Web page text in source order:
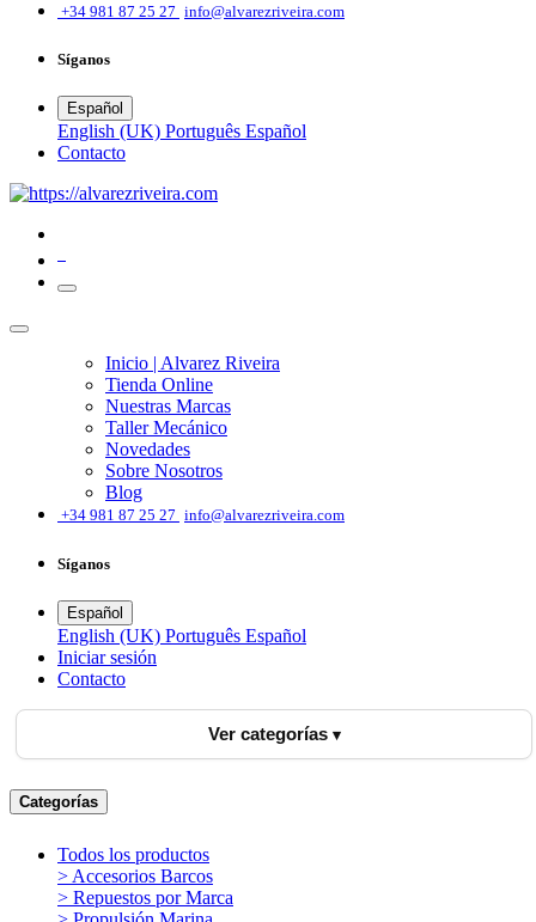
+34 981 87 25 27 info@alvarezriveira.com
Síganos
Español
English (UK) Português Español
​Contacto
Inicio | Alvarez Riveira
Tienda Online
Nuestras Marcas
Taller Mecánico
Novedades
Sobre Nosotros
Blog
+34 981 87 25 27 info@alvarezriveira.com
Síganos
Español
English (UK) Português Español
Iniciar sesión
​Contacto
Ver categorías
Categorías
Todos los productos
> Accesorios Barcos
> Repuestos por Marca